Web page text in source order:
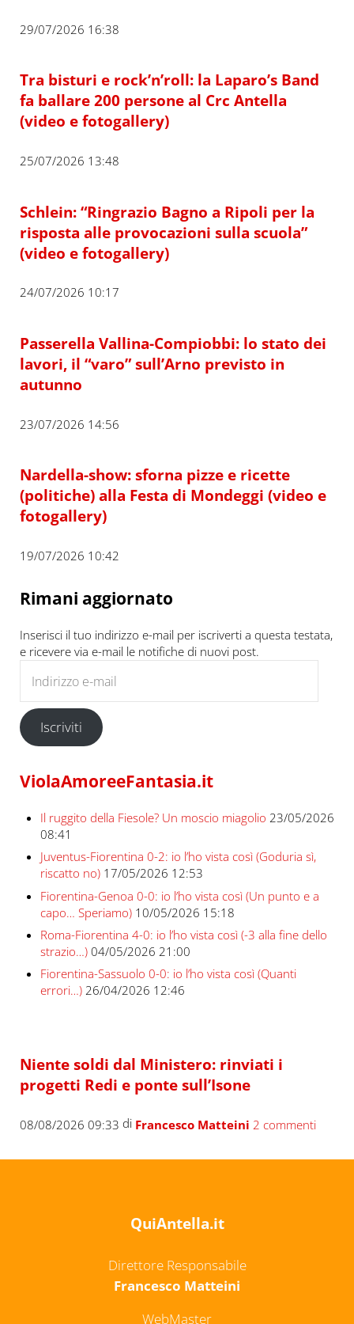
29/07/2026 16:38
Tra bisturi e rock’n’roll: la Laparo’s Band
fa ballare 200 persone al Crc Antella
(video e fotogallery)
25/07/2026 13:48
Schlein: “Ringrazio Bagno a Ripoli per la
risposta alle provocazioni sulla scuola”
(video e fotogallery)
24/07/2026 10:17
Passerella Vallina-Compiobbi: lo stato dei
lavori, il “varo” sull’Arno previsto in
autunno
23/07/2026 14:56
Nardella-show: sforna pizze e ricette
(politiche) alla Festa di Mondeggi (video e
fotogallery)
19/07/2026 10:42
Rimani aggiornato
Inserisci il tuo indirizzo e-mail per iscriverti a questa testata,
e ricevere via e-mail le notifiche di nuovi post.
Iscriviti
ViolaAmoreeFantasia.it
Il ruggito della Fiesole? Un moscio miagolio 23/05/2026
08:41
Juventus-Fiorentina 0-2: io l’ho vista così (Goduria sì,
riscatto no) 17/05/2026 12:53
Fiorentina-Genoa 0-0: io l’ho vista così (Un punto e a
capo… Speriamo) 10/05/2026 15:18
Roma-Fiorentina 4-0: io l’ho vista così (-3 alla fine dello
strazio…) 04/05/2026 21:00
Fiorentina-Sassuolo 0-0: io l’ho vista così (Quanti
errori…) 26/04/2026 12:46
Niente soldi dal Ministero: rinviati i
progetti Redi e ponte sull’Isone
08/08/2026 09:33 di Francesco Matteini 2 commenti
QuiAntella.it
Direttore Responsabile
Francesco Matteini
WebMaster